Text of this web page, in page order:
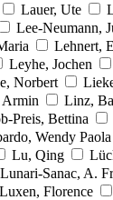
Lauer, Ute
Lee-Neumann,
Lehnert,
Leyhe, Jochen
Norbert
Linz,
Preis, Bettina
Wendy Paola
Lu, Qing
Lunari-Sanac, A.
Luxen, Florence